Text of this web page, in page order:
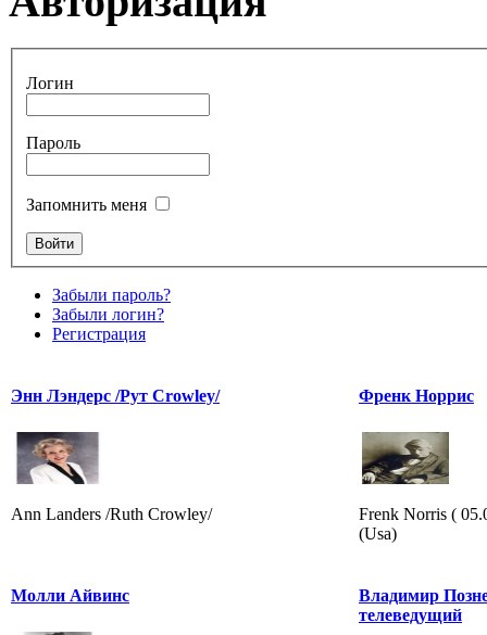
Логин
Пароль
Запомнить меня
Забыли пароль?
Забыли логин?
Регистрация
Энн Лэндерс /Рут Crowley/
Ann Landers /Ruth Crowley/
Френк Норрис
Frenk Norris (
(Usa)
Молли Айвинс
Владимир
телеведущий